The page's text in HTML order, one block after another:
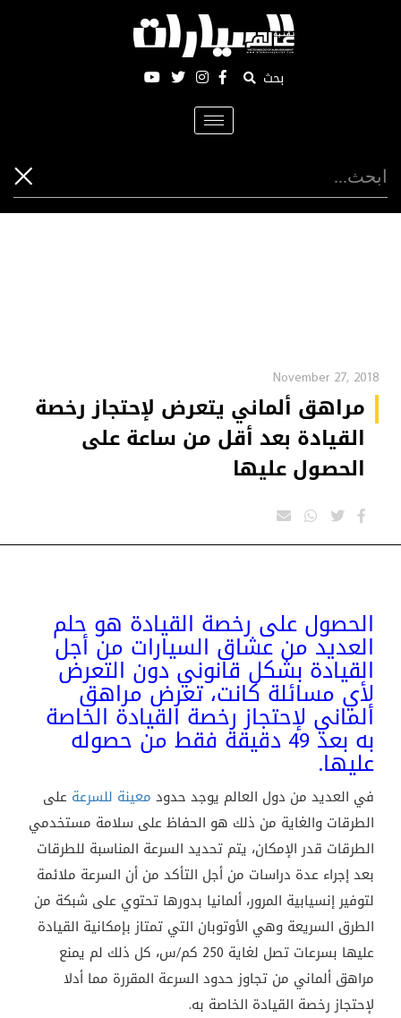
بحث
Toggle
navigation
November 27, 2018
مراهق ألماني يتعرض لإحتجاز رخصة
القيادة بعد أقل من ساعة على
الحصول عليها
الحصول على رخصة القيادة هو حلم
العديد من عشاق السيارات من أجل
القيادة بشكل قانوني دون التعرض
لأي مسائلة كانت، تعرض مراهق
ألماني لإحتجاز رخصة القيادة الخاصة
به بعد 49 دقيقة فقط من حصوله
عليها.
في العديد من دول العالم يوجد حدود معينة للسرعة على
الطرقات والغاية من ذلك هو الحفاظ على سلامة مستخدمي
الطرقات قدر الإمكان، يتم تحديد السرعة المناسبة للطرقات
بعد إجراء عدة دراسات من أجل التأكد من أن السرعة ملائمة
لتوفير إنسيابية المرور، ألمانيا بدورها تحتوي على شبكة من
الطرق السريعة وهي الأوتوبان التي تمتاز بإمكانية القيادة
عليها بسرعات تصل لغاية 250 كم/س، كل ذلك لم يمنع
مراهق ألماني من تجاوز حدود السرعة المقررة مما أدلا
لإحتجاز رخصة القيادة الخاصة به.